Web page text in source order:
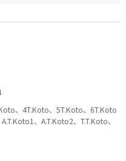
、4T.Koto、5T.Koto、6T.Koto
、A.T.Koto2、T.T.Koto、